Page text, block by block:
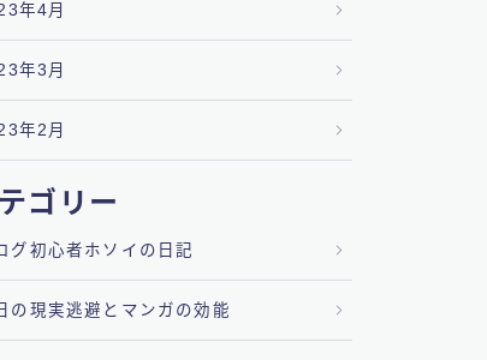
年4月
年3月
年2月
ゴリー
グ初心者ホソイの日記
の現実逃避とマンガの効能